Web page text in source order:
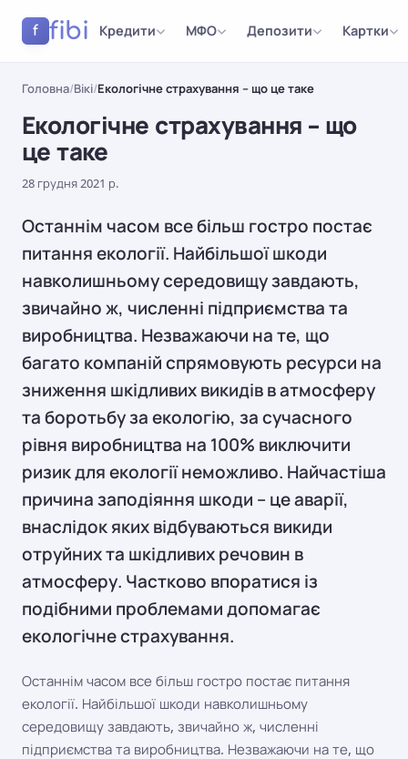
f fibi Кредити МФО Депозити Картки
Головна/Вікі/Екологічне страхування – що це таке
Екологічне страхування – що
це таке
28 грудня 2021 р.
Останнім часом все більш гостро постає
питання екології. Найбільшої шкоди
навколишньому середовищу завдають,
звичайно ж, численні підприємства та
виробництва. Незважаючи на те, що
багато компаній спрямовують ресурси на
зниження шкідливих викидів в атмосферу
та боротьбу за екологію, за сучасного
рівня виробництва на 100% виключити
ризик для екології неможливо. Найчастіша
причина заподіяння шкоди – це аварії,
внаслідок яких відбуваються викиди
отруйних та шкідливих речовин в
атмосферу. Частково впоратися із
подібними проблемами допомагає
екологічне страхування.
Останнім часом все більш гостро постає питання
екології. Найбільшої шкоди навколишньому
середовищу завдають, звичайно ж, численні
підприємства та виробництва. Незважаючи на те, що